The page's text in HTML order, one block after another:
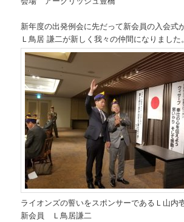
新年度の出発例会に先だって新会員の入会式
Ｌ鳥居 謙二が新しく我々の仲間になりました。
ライオンズの誓いをスポンサーであるＬ山内
新会員 Ｌ鳥居謙二